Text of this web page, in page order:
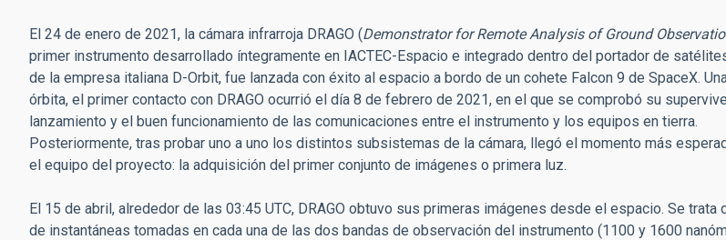
El 24 de enero de 2021, la cámara infrarroja DRAGO (Demonstrator for Remote Analysis of Ground
primer instrumento desarrollado íntegramente en IACTEC-Espacio e integrado dentro del portador de
de la empresa italiana D-Orbit, fue lanzada con éxito al espacio a bordo de un cohete Falcon 9 de SpaceX.
órbita, el primer contacto con DRAGO ocurrió el día 8 de febrero de 2021, en el que se comprobó su
lanzamiento y el buen funcionamiento de las comunicaciones entre el instrumento y los equipos en tierra.
Posteriormente, tras probar uno a uno los distintos subsistemas de la cámara, llegó el momento más
el equipo del proyecto: la adquisición del primer conjunto de imágenes o primera luz.
El 15 de abril, alrededor de las 03:45 UTC, DRAGO obtuvo sus primeras imágenes desde el espacio. Se trata
de instantáneas tomadas en cada una de las dos bandas de observación del instrumento (1100 y 1600